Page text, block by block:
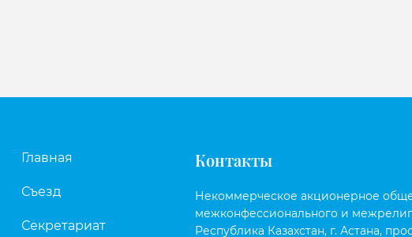
Главная
Съезд
Секретариат
Контакты
Некоммерческое акционерное
межконфессионального и
Республика Казахстан, г. Астана,